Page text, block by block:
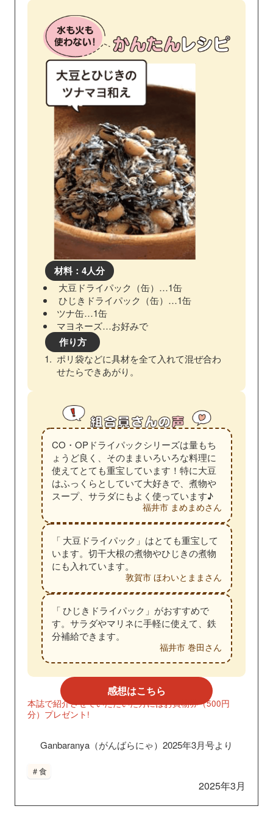
材料：4人分
大豆ドライパック（缶）…1缶
ひじきドライパック（缶）…1缶
ツナ缶…1缶
マヨネーズ…お好みで
作り方
ポリ袋などに具材を全て入れて混ぜ合わ
せたらできあがり。
CO・OPドライパックシリーズは量もち
ょうど良く、そのままいろいろな料理に
使えてとても重宝しています！特に大豆
はふっくらとしていて大好きで、煮物や
スープ、サラダにもよく使っています♪
福井市 まめまめさん
「 大豆ドライパック」はとても重宝して
います。切干大根の煮物やひじきの煮物
にも入れています。
敦賀市 ほわいとままさん
「ひじきドライパック」がおすすめで
す。サラダやマリネに手軽に使えて、鉄
分補給できます。
福井市 巻田さん
感想はこちら
本誌で紹介させていただいた方にはお買物券（500円
分）プレゼント!
Ganbaranya（がんばらにゃ） 2025年3月号より
＃食
2025年3月